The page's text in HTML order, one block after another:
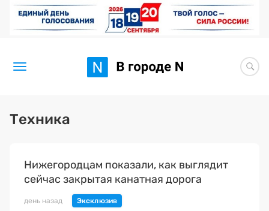
Здоровье
BORЩ
Техника
Нижегородцам показали, как выглядит
сейчас закрытая канатная дорога
день назад